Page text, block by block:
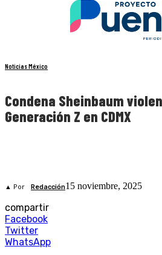
Noticias México
Condena Sheinbaum
Generación Z en CDMX
▲ Por Redacción15 noviembre, 2025
compartir
Facebook
Twitter
WhatsApp